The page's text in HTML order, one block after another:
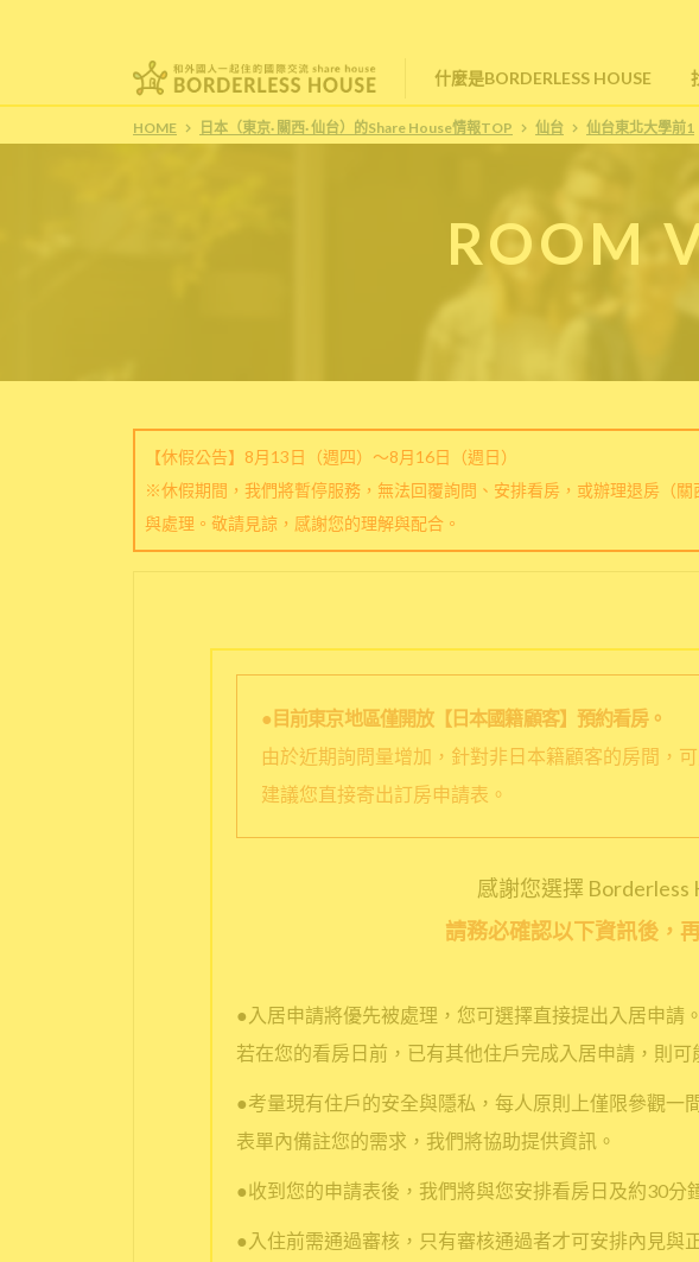
什麼是BORDERLESS HOUSE
HOME 日本（東京· 關西· 仙台）的Share House情報TOP 仙台 仙台東北大學前1
ROOM
【休假公告】8月13日（週四）～8月16日（週日）
※休假期間，我們將暫停服務，無法回覆詢問、安排看房，或辦理退房（
與處理。敬請見諒，感謝您的理解與配合。
●目前東京地區僅開放【日本國籍顧客】預約看房。
由於近期詢問量增加，針對非日本籍顧客的房間，
建議您直接寄出訂房申請表。
感謝您選擇 Borderless
請務必確認以下資訊後，
●入居申請將優先被處理，您可選擇直接提出入居申請
若在您的看房日前，已有其他住戶完成入居申請，則可
●考量現有住戶的安全與隱私，每人原則上僅限參觀一
表單內備註您的需求，我們將協助提供資訊。
●收到您的申請表後，我們將與您安排看房日及約30分
●入住前需通過審核，只有審核通過者才可安排內見與